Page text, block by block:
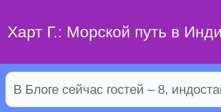
Харт Г.: Морской путь в
В Блоге сейчас гостей – 8,